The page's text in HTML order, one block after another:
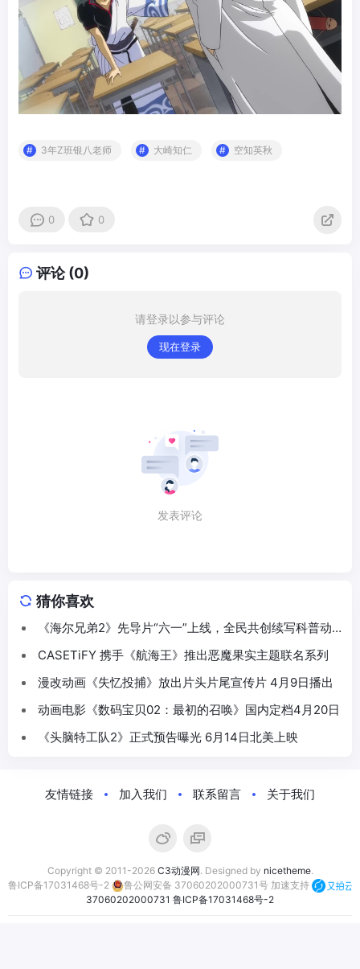
3年Z班银八老师 大崎知仁 空知英秋
0 0
评论 (0)
请登录以参与评论
现在登录
发表评论
猜你喜欢
《海尔兄弟2》先导片“六一”上线，全民共创续写科普动
CASETiFY 携手《航海王》推出恶魔果实主题联名系列
漫改动画《失忆投捕》放出片头片尾宣传片 4月9日播出
动画电影《数码宝贝02：最初的召唤》国内定档4月20日
《头脑特工队2》正式预告曝光 6月14日北美上映
友情链接 加入我们 联系留言 关于我们
Copyright © 2011-2026 C3动漫网. Designed by nicetheme.
鲁ICP备17031468号-2
鲁公网安备 37060202000731号 加速支持
37060202000731 鲁ICP备17031468号-2